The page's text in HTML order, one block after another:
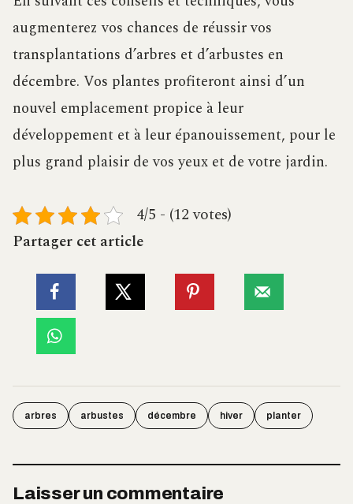
augmenterez vos chances de réussir vos
transplantations d’arbres et d’arbustes en
décembre. Vos plantes profiteront ainsi d’un
nouvel emplacement propice à leur
développement et à leur épanouissement, pour le
plus grand plaisir de vos yeux et de votre jardin.
4/5 - (12 votes)
Partager cet article
arbres arbustes décembre hiver planter
Laisser un commentaire